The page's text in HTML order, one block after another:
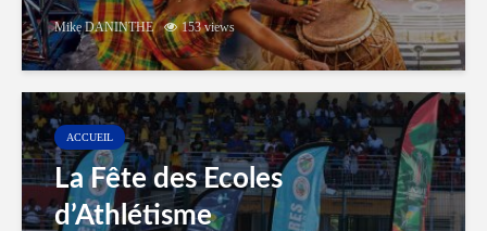
Mike DANINTHE 153 views
ACCUEIL
La Fête des Ecoles
d’Athlétisme